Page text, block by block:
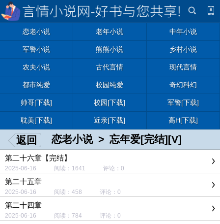
恋老小说 老年小说 中年小说
军警小说 熊熊小说 乡村小说
农夫小说 古代言情 现代言情
都市纯爱 校园纯爱 奇幻科幻
帅哥[下载] 校园[下载] 军警[下载]
耽美[下载] 近亲[下载] 高H[下载]
返回 恋老小说> 忘年爱[完结][V]
第二十六章【完结】
2025-06-16 阅读：1641 评论：0
第二十五章
2025-06-16 阅读：458 评论：0
第二十四章
2025-06-16 阅读：784 评论：0